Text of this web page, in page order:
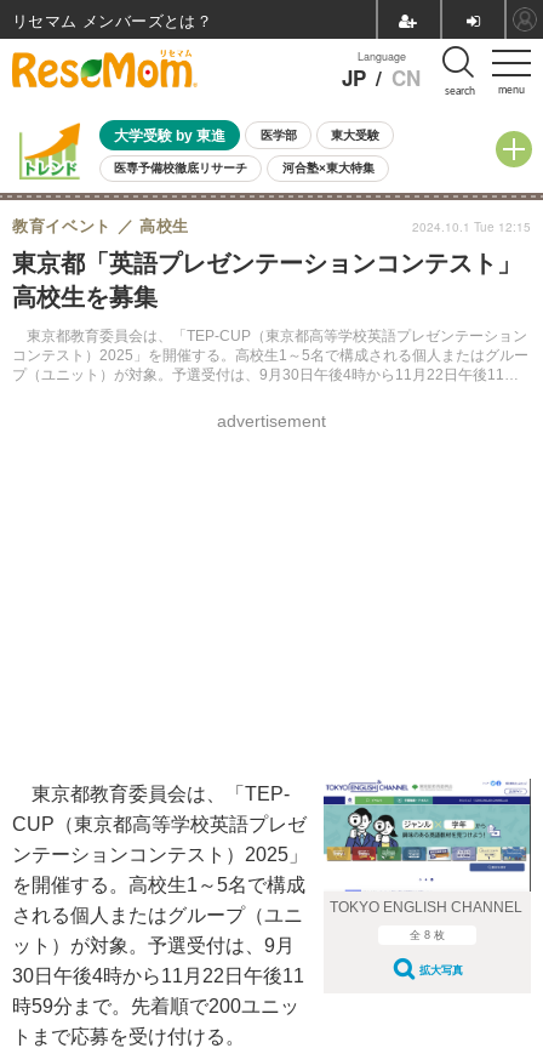
menu
Language
JP / CN search
大学受験 by 東進 医学部 東大受験
医専予備校徹底リサーチ 河合塾×東大特集
親子で考える大学選び 高校受験 中学受験 小学校受験
共通テスト 夏休み
8月開催イベント・WS 全国公立高校 過去問 人気記事
自由研究教材（小学生向け）
東京都「英語プレゼンテーションコンテスト」
高校生を募集
東京都教育委員会は、「TEP-CUP（東京都高等学校英語プレゼンテーション
コンテスト）2025」を開催する。高校生1～5名で構成される個人またはグルー
プ（ユニット）が対象。予選受付は、9月30日午後4時から11月22日午後11時
教育イベント 高校生
advertisement
2024.10.1 Tue 12:15
TOKYO ENGLISH CHANNEL
全 8 枚
拡大写真
東京都教育委員会は、「TEP-
CUP（東京都高等学校英語プレゼ
ンテーションコンテスト）2025」
を開催する。高校生1～5名で構成
される個人またはグループ（ユニ
ット）が対象。予選受付は、9月
30日午後4時から11月22日午後11
時59分まで。先着順で200ユニッ
トまで応募を受け付ける。
リセマム メンバーズ